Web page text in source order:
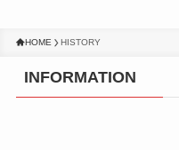
HOME HISTORY
INFORMATION